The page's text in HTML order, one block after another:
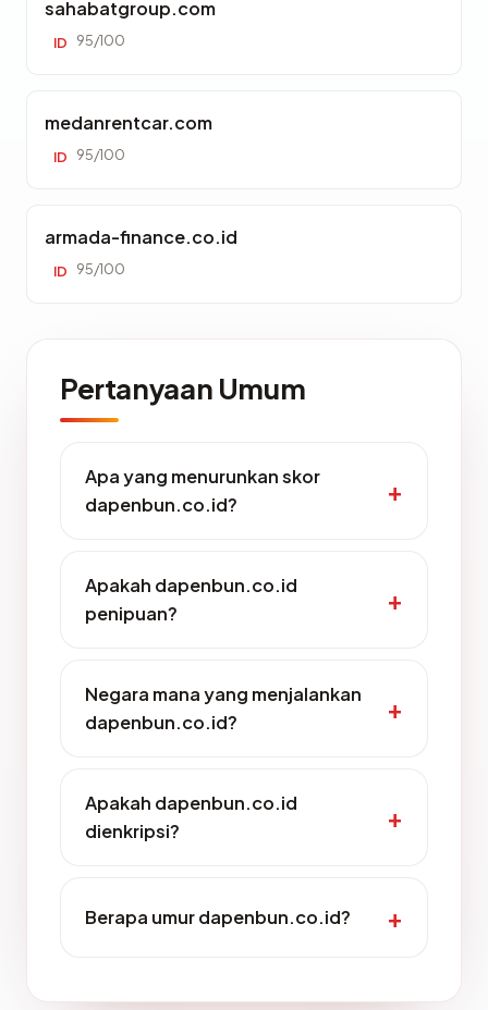
sahabatgroup.com
ID 95/100
medanrentcar.com
ID 95/100
armada-finance.co.id
ID 95/100
Pertanyaan Umum
Apa yang menurunkan skor
dapenbun.co.id?
Apakah dapenbun.co.id
penipuan?
Negara mana yang menjalankan
dapenbun.co.id?
Apakah dapenbun.co.id
dienkripsi?
Berapa umur dapenbun.co.id?